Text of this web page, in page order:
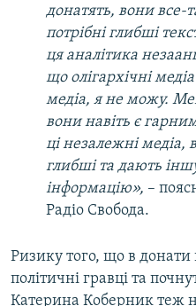
донатять, вони все-
потрібні глибші
ця аналітика
що олігархічні
медіа, я не можу.
вони навіть є
ці незалежні медіа,
глибші та дають
інформацію», –
Радіо Свобода.
Ризику того, що в донати
політичні гравці та
Катерина Коберник теж